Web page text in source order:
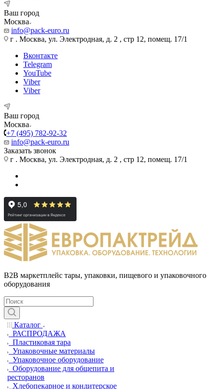
Ваш город
Москва
info@pack-euro.ru
г . Москва, ул. Электродная, д. 2 , стр 12, помещ. 17/1
Вконтакте
Telegram
YouTube
Viber
Viber
Ваш город
Москва
+7 (495) 782-92-32
info@pack-euro.ru
Заказать звонок
г . Москва, ул. Электродная, д. 2 , стр 12, помещ. 17/1
B2B маркетплейс тары, упаковки, пищевого и упаковочного
оборудования
Каталог
РАСПРОДАЖА
Пластиковая тара
Упаковочные материалы
Упаковочное оборудование
Оборудование для общепита и
ресторанов
Хлебопекарное и кондитерское